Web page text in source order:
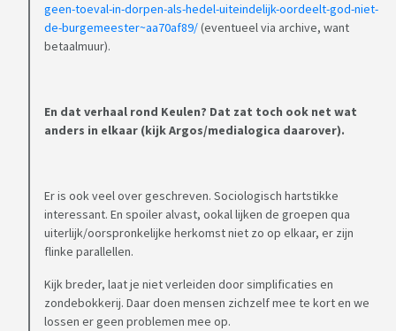
geen-toeval-in-dorpen-als-hedel-uiteindelijk-oordeelt-god-niet-
de-burgemeester~aa70af89/(eventueel via archive, want
betaalmuur).
En dat verhaal rond Keulen? Dat zat toch ook net wat
anders in elkaar (kijk Argos/medialogica daarover).
Er is ook veel over geschreven. Sociologisch hartstikke
interessant. En spoiler alvast, ookal lijken de groepen qua
uiterlijk/oorspronkelijke herkomst niet zo op elkaar, er zijn
flinke parallellen.
Kijk breder, laat je niet verleiden door simplificaties en
zondebokkerij. Daar doen mensen zichzelf mee te kort en we
lossen er geen problemen mee op.